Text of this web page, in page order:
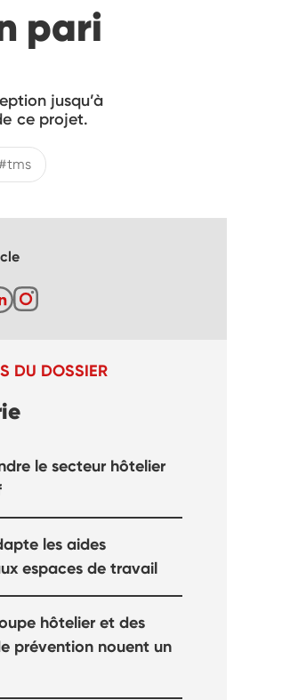
pari
jusqu’à
ce projet.
DU DOSSIER
le secteur hôtelier
les aides
espaces de travail
hôtelier et des
prévention nouent un